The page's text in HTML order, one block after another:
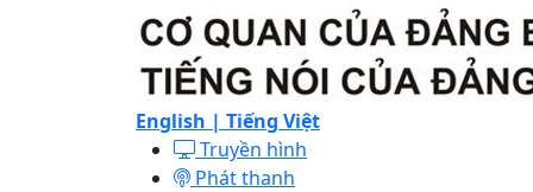
English | Tiếng Việt
Truyền hình
Phát thanh